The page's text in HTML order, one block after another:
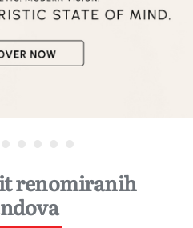
renomiranih